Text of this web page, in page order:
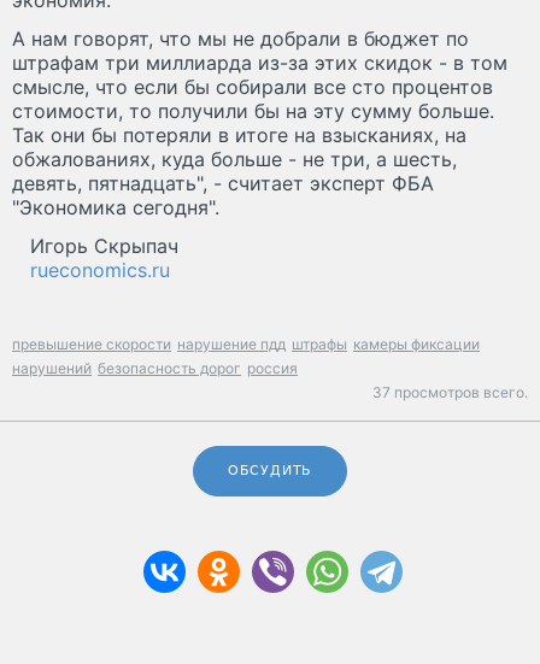
А нам говорят, что мы не добрали в бюджет по
штрафам три миллиарда из-за этих скидок - в том
смысле, что если бы собирали все сто процентов
стоимости, то получили бы на эту сумму больше.
Так они бы потеряли в итоге на взысканиях, на
обжалованиях, куда больше - не три, а шесть,
девять, пятнадцать", - считает эксперт ФБА
"Экономика сегодня".
Игорь Скрыпач
rueconomics.ru
превышение скорости нарушение пдд штрафы камеры фиксации
нарушений безопасность дорог россия
37 просмотров всего.
ОБСУДИТЬ